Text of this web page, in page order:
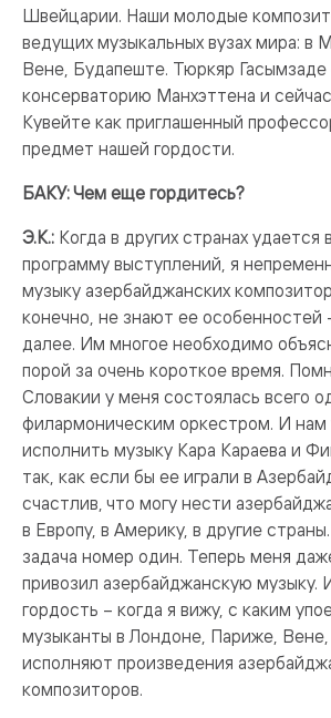
Швейцарии. Наши молодые
ведущих музыкальных вузах мира: в
Вене, Будапеште. Тюркяр Гасымзаде
консерваторию Манхэттена и
Кувейте как приглашенный
предмет нашей гордости.
БАКУ: Чем еще гордитесь?
Э.К.: Когда в других странах удается
программу выступлений, я
музыку азербайджанских
конечно, не знают ее особенностей
далее. Им многое необходимо
порой за очень короткое время.
Словакии у меня состоялась всего
филармоническим оркестром. И нам
исполнить музыку Кара Караева и
так, как если бы ее играли в
счастлив, что могу нести
в Европу, в Америку, в другие
задача номер один. Теперь меня
привозил азербайджанскую музыку.
гордость – когда я вижу, с каким
музыканты в Лондоне, Париже,
исполняют произведения
композиторов.